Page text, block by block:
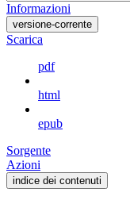
Informazioni
versione-corrente
Scarica
pdf
html
epub
Sorgente
Azioni
indice dei contenuti